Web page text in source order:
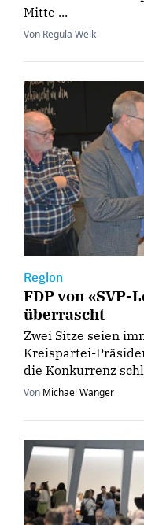
Mitte ...
Von Regula Weik
Region
FDP von «SVP-
überrascht
Zwei Sitze seien
Kreispartei-
die Konkurrenz
Von Michael Wanger